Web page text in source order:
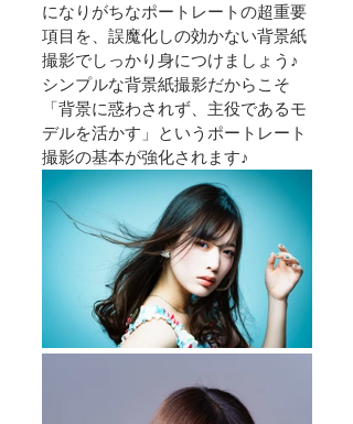
になりがちなポートレートの超重要
項目を、誤魔化しの効かない背景紙
撮影でしっかり身につけましょう♪
シンプルな背景紙撮影だからこそ
「背景に惑わされず、主役であるモ
デルを活かす」というポートレート
撮影の基本が強化されます♪